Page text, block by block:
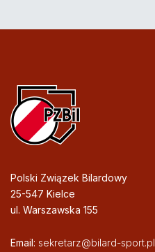
Polski Związek Bilardowy
25-547 Kielce
ul. Warszawska 155
Email: sekretarz@bilard-sport.pl